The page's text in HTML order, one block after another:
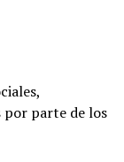
por parte de los